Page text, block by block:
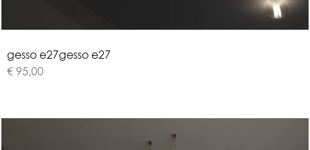
gesso e27gesso e27
€ 95,00